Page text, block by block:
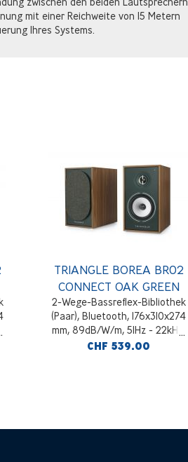
mit einer Reichweite von 15 Metern
Ihres Systems.
TRIANGLE BOREA BR02
CONNECT OAK GREEN
2-Wege-Bassreflex-Bibliothek
(Paar), Bluetooth, 176x310x274
mm, 89dB/W/m, 51Hz - 22kHz,
HDMI ARC- und USB-B-
CHF 539.00